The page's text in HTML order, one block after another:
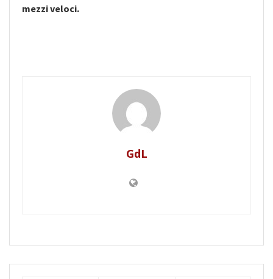
mezzi veloci.
GdL